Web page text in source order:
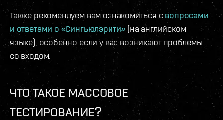
Также рекомендуем вам ознакомиться свопросами
и ответами о «Сингьюлэрити» (на английском
языке), особенно если у вас возникают проблемы
со входом.
ЧТО ТАКОЕ МАССОВОЕ
ТЕСТИРОВАНИЕ?